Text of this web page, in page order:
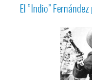
El ”Indio”